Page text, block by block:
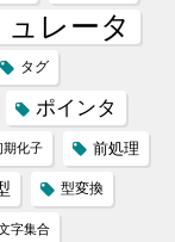
ュレータ
タグ
ポインタ
期化子 前処理
型変換
字集合